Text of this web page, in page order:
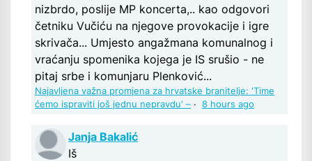
nizbrdo, poslije MP koncerta,.. kao odgovori
četniku Vučiću na njegove provokacije i igre
skrivača... Umjesto angažmana komunalnog i
vraćanju spomenika kojega je IS srušio - ne
pitaj srbe i komunjaru Plenković...
Najavljena važna promjena za hrvatske branitelje: 'Time
ćemo ispraviti još jednu nepravdu' – · 8 hours ago
Janja Bakalić
Iš